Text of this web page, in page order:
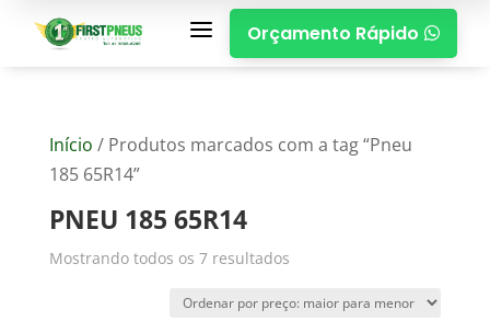
a Orçamento Rápido 
Início / Produtos marcados com a tag “Pneu
185 65R14”
PNEU 185 65R14
Mostrando todos os 7 resultados